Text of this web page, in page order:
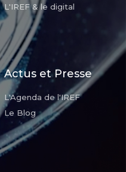
L'IREF & le digital
Actus et Presse
L'Agenda de l'IREF
Le Blog